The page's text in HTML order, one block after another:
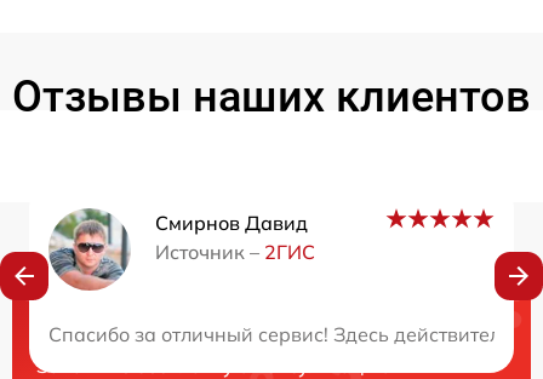
Отзывы наших клиентов
Смирнов Давид
Источник – 2ГИС
Спасибо за отличный сервис! Здесь
Нужна консультация?
Закажите бесплатную консультацию